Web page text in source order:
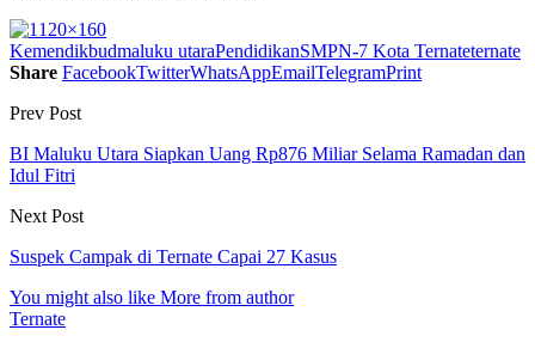
Kemendikbudmaluku utaraPendidikanSMPN-7 Kota Ternateternate
Share FacebookTwitterWhatsAppEmailTelegramPrint
Prev Post
BI Maluku Utara Siapkan Uang Rp876 Miliar Selama Ramadan dan
Idul Fitri
Next Post
Suspek Campak di Ternate Capai 27 Kasus
You might also like More from author
Ternate